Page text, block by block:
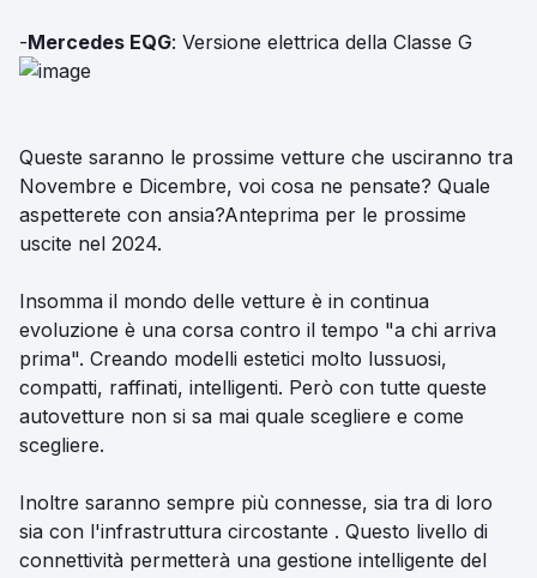
-Mercedes EQG: Versione elettrica della Classe G
Queste saranno le prossime vetture che usciranno tra
Novembre e Dicembre, voi cosa ne pensate? Quale
aspetterete con ansia?Anteprima per le prossime
uscite nel 2024.
Insomma il mondo delle vetture è in continua
evoluzione è una corsa contro il tempo "a chi arriva
prima". Creando modelli estetici molto lussuosi,
compatti, raffinati, intelligenti. Però con tutte queste
autovetture non si sa mai quale scegliere e come
scegliere.
Inoltre saranno sempre più connesse, sia tra di loro
sia con l'infrastruttura circostante . Questo livello di
connettività permetterà una gestione intelligente del